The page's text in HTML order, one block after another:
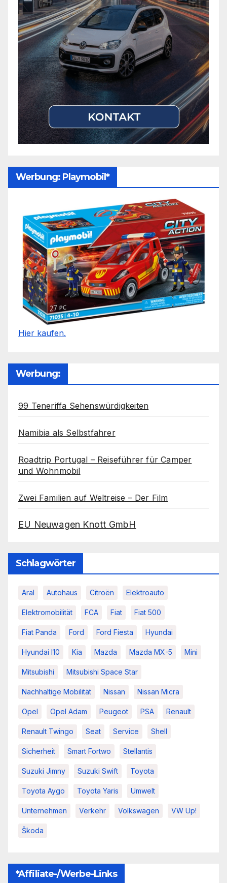
Werbung: Playmobil*
Hier kaufen.
Werbung:
99 Teneriffa Sehenswürdigkeiten
Namibia als Selbstfahrer
Roadtrip Portugal – Reiseführer für Camper
und Wohnmobil
Zwei Familien auf Weltreise – Der Film
EU Neuwagen Knott GmbH
Schlagwörter
Aral Autohaus Citroën Elektroauto
Elektromobilität FCA Fiat Fiat 500
Fiat Panda Ford Ford Fiesta Hyundai
Hyundai I10 Kia Mazda Mazda MX-5 Mini
Mitsubishi Mitsubishi Space Star
Nachhaltige Mobilität Nissan Nissan Micra
Opel Opel Adam Peugeot PSA Renault
Renault Twingo Seat Service Shell
Sicherheit Smart Fortwo Stellantis
Suzuki Jimny Suzuki Swift Toyota
Toyota Aygo Toyota Yaris Umwelt
Unternehmen Verkehr Volkswagen VW Up!
Škoda
*Affiliate-/Werbe-Links